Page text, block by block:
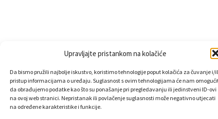
Upravljajte pristankom na kolačiće
Da bismo pružili najbolje iskustvo, koristimo tehnologije poput kolačića za čuvanje i/
pristup informacijama o uređaju. Suglasnost s ovim tehnologijama će nam
da obrađujemo podatke kao što su ponašanje pri pregledavanju ili jedinstveni ID-ovi
na ovoj web stranici. Nepristanak ili povlačenje suglasnosti može negativno utjecati
na određene karakteristike i funkcije.